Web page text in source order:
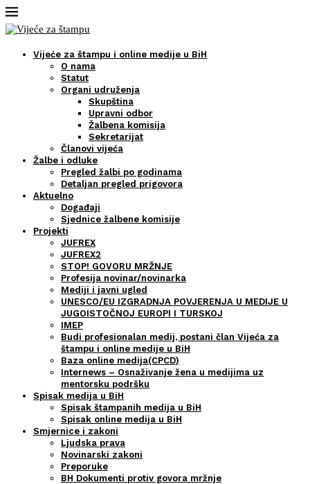
Vijeće za štampu i online medije u BiH
O nama
Statut
Organi udruženja
Skupština
Upravni odbor
Žalbena komisija
Sekretarijat
Članovi vijeća
Žalbe i odluke
Pregled žalbi po godinama
Detaljan pregled prigovora
Aktuelno
Događaji
Sjednice žalbene komisije
Projekti
JUFREX
JUFREX2
STOP! GOVORU MRŽNJE
Profesija novinar/novinarka
Mediji i javni ugled
UNESCO/EU IZGRADNJA POVJERENJA U MEDIJE U
JUGOISTOČNOJ EUROPI I TURSKOJ
IMEP
Budi profesionalan medij, postani član Vijeća za
štampu i online medije u BiH
Baza online medija(CPCD)
Internews – Osnaživanje žena u medijima uz
mentorsku podršku
Spisak medija u BiH
Spisak štampanih medija u BiH
Spisak online medija u BiH
Smjernice i zakoni
Ljudska prava
Novinarski zakoni
Preporuke
BH Dokumenti protiv govora mržnje